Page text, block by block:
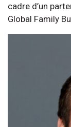
cadre d’un
Global Family